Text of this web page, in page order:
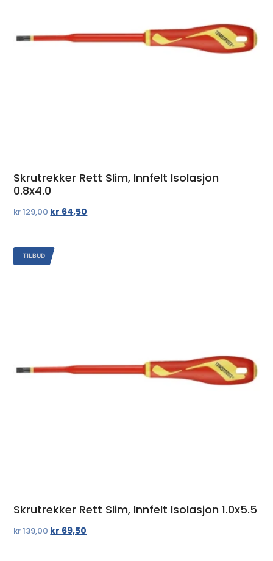
Skrutrekker Rett Slim, Innfelt Isolasjon
0.8x4.0
kr129,00kr 64,50
TILBUD
Skrutrekker Rett Slim, Innfelt Isolasjon 1.0x5.5
kr139,00kr 69,50